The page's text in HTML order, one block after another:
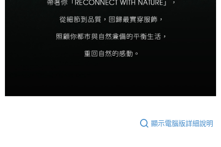
顯示電腦版詳細說明